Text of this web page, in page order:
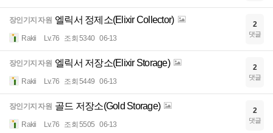
장인기지 자원 엘릭서 정제소(Elixir Collector)
Rakii Lv.76 조회 5340 06-13
2
댓글
장인기지 자원 엘릭서 저장소(Elixir Storage)
Rakii Lv.76 조회 5449 06-13
2
댓글
장인기지 자원 골드 저장소(Gold Storage)
Rakii Lv.76 조회 5505 06-13
2
댓글